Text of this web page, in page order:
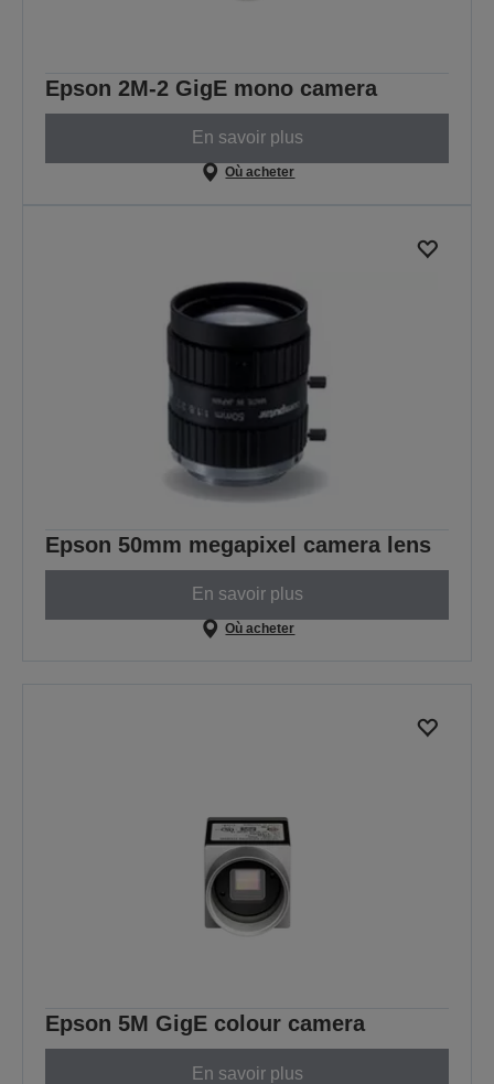
Epson 2M-2 GigE mono camera
En savoir plus
Où acheter
Epson 50mm megapixel camera lens
En savoir plus
Où acheter
Epson 5M GigE colour camera
En savoir plus